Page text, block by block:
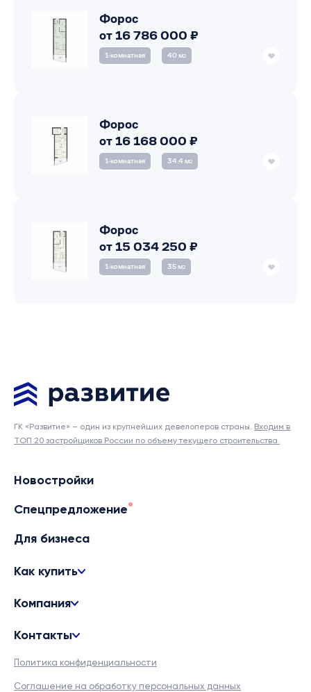
Форос
от 16 786 000 ₽
1‑комнатная 40 м2
Форос
от 16 168 000 ₽
1‑комнатная 34.4 м2
Форос
от 15 034 250 ₽
1‑комнатная 35 м2
ГК «Развитие» – один из крупнейших девелоперов страны. Входим в
ТОП 20 застройщиков России по объему текущего строительства.
Новостройки
Спецпредложение
Для бизнеса
Как купить
Компания
Контакты
Политика конфиденциальности
Соглашение на обработку персональных данных